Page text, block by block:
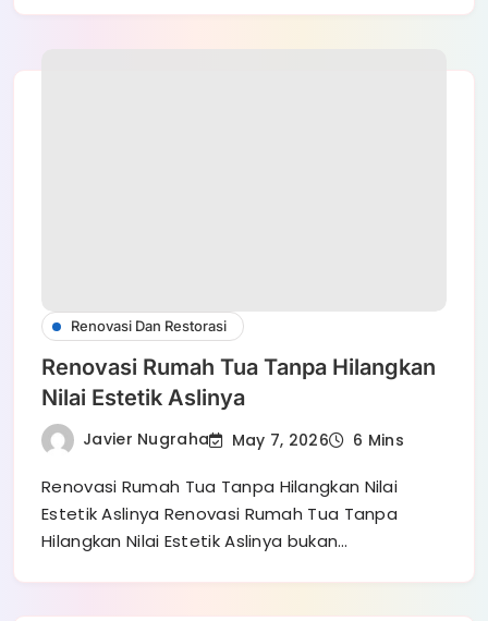
Renovasi Dan Restorasi
Renovasi Rumah Tua Tanpa Hilangkan
Nilai Estetik Aslinya
Javier Nugraha May 7, 2026 6 Mins
Renovasi Rumah Tua Tanpa Hilangkan Nilai
Estetik Aslinya Renovasi Rumah Tua Tanpa
Hilangkan Nilai Estetik Aslinya bukan…